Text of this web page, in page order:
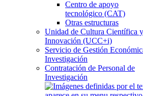
Centro de apoyo
tecnológico (CAT)
Otras estructuras
Unidad de Cultura Científica
Innovación (UCC+i)
Servicio de Gestión
Investigación
Contratación de Personal de
Investigación